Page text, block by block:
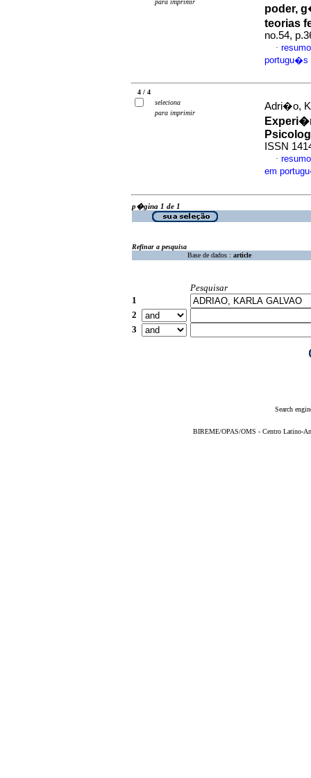
para imprimir
poder,
teorias
no.54,
·
portugu�s
4 / 4
seleciona
para imprimir
Adri�o,
ISSN
·
em
p�gina 1 de 1
Refinar a pesquisa
Base de dados : article
Pesquisar
1
2
3
Search
BIREME/OPAS/OMS - Centro Latino-